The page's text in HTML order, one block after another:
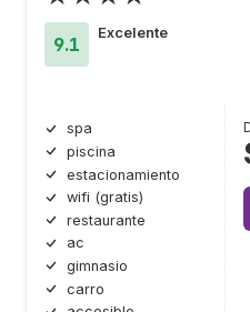
9.1
Excelente
spa
piscina
estacionamiento
wifi (gratis)
restaurante
ac
gimnasio
carro